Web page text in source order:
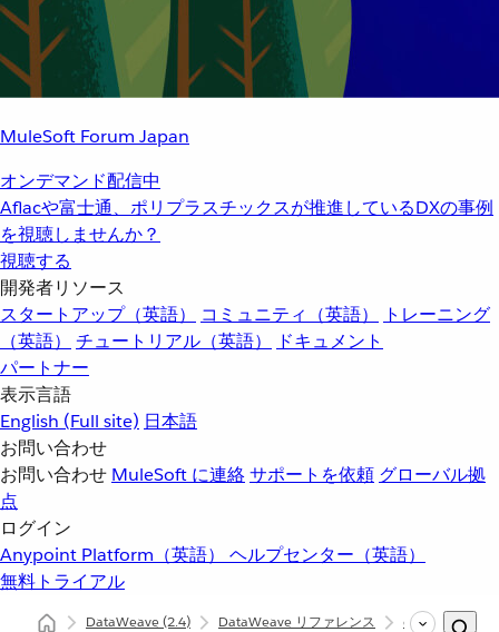
MuleSoft Forum Japan
オンデマンド配信中
Aflacや富士通、ポリプラスチックスが推進しているDXの事例
を視聴しませんか？
視聴する
開発者リソース
スタートアップ（英語）
コミュニティ（英語）
トレーニング
（英語）
チュートリアル（英語）
ドキュメント
パートナー
表示言語
English (Full site) 日本語
お問い合わせ
お問い合わせ MuleSoft に連絡サポートを依頼 グローバル拠
点
ログイン
Anypoint Platform（英語） ヘルプセンター（英語）
無料トライアル
DataWeave(2.4) DataWeave リファレンス dw::util::Math